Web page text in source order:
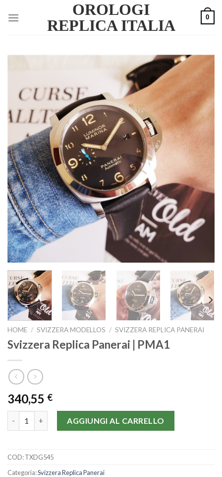
OROLOGI
REPLICA ITALIA
0
HOME / SVIZZERA MODELLOS / SVIZZERA REPLICA PANERAI
Svizzera Replica Panerai | PMA1
340,55 €
AGGIUNGI AL CARRELLO
COD:TXDG545
Categoria:Svizzera Replica Panerai